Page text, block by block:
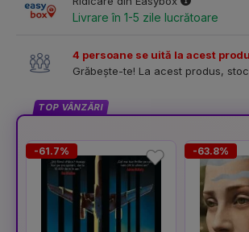
Livrare în 1-5 zile lucrătoare
4 persoane se uită la acest
Grăbește-te! La acest produs,
TOP VÂNZĂRI
-61.7% -63.8%